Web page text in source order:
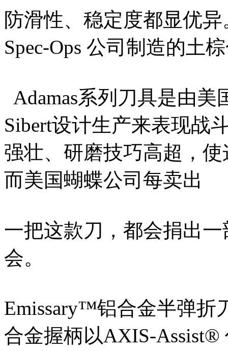
防滑性、稳定度都显优
Spec-Ops 公司制造的土
Adamas系列刀具是由美
Sibert设计生产来表现战
强壮、研磨技巧高超，
而美国蝴蝶公司每卖出
一把这款刀，都会捐出
会。
Emissary™铝合金半弹折
合金握柄以AXIS-